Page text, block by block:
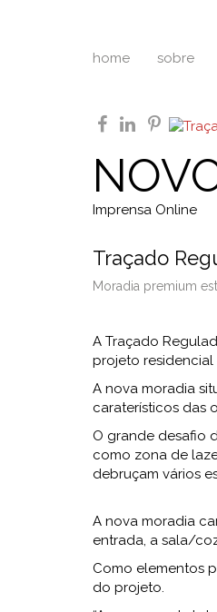
home sobre
facebook
linkedin
Imprensa Online
Traçado
Moradia premium
A Traçado
projeto
A nova moradia
caraterísticos das
O grande desafio
como zona de
debruçam vários
A nova moradia
entrada, a sala/
Como elementos
do projeto.